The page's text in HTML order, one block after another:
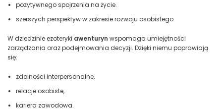
pozytywnego spojrzenia na życie.
szerszych perspektyw w zakresie rozwoju osobistego.
W dziedzinie ezoteryki awenturyn wspomaga umiejętności
zarządzania oraz podejmowania decyzji. Dzięki niemu poprawiają
się:
zdolności interpersonalne,
relacje osobiste,
kariera zawodowa.